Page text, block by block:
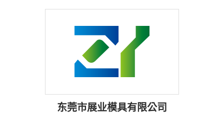
东莞市展业模具有限公司